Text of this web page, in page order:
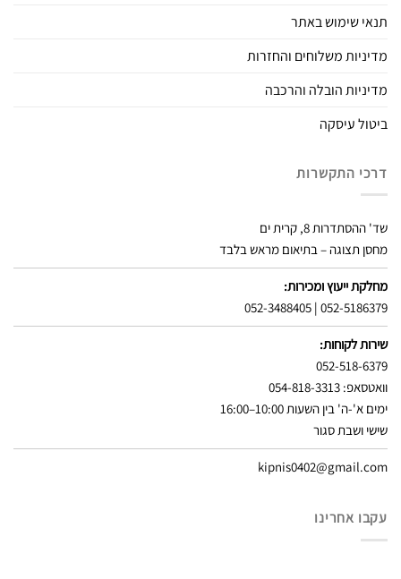
תנאי שימוש באתר
מדיניות משלוחים והחזרות
מדיניות הובלה והרכבה
ביטול עיסקה
דרכי התקשרות
שד' ההסתדרות 8, קרית ים
מחסן תצוגה – בתיאום מראש בלבד
מחלקת ייעוץ ומכירות:
052-5186379
|
052-3488405
שירות לקוחות:
052-518-6379
וואטסאפ: 054-818-3313
ימים א'-ה' בין השעות 10:00–16:00
שישי ושבת סגור
kipnis0402@gmail.com
עקבו אחרינו